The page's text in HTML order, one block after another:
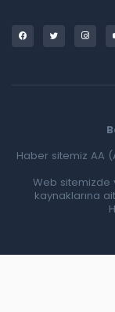
Haber sitemiz AA
Web sitemizde
kaynaklarına